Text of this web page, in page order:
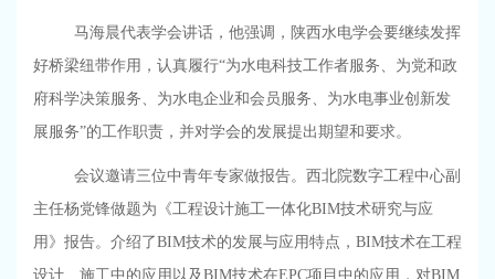
马海晨代表学会讲话，他强调，陕西水电学会要继续发挥
好桥梁纽带作用，认真履行“为水电科技工作者服务、为党和政
府科学决策服务、为水电企业和会员服务、为水电事业创新发
展服务”的工作职责，并对学会的发展提出期望和要求。
会议邀请三位中青年专家做报告。西北院数字工程中心副
主任杨党锋做题为《工程设计施工一体化BIM技术研究与应
用》报告。介绍了BIM技术的发展与应用特点， BIM技术在工程
设计、施工中的应用以及BIM技术在EPC项目中的应用，对BIM